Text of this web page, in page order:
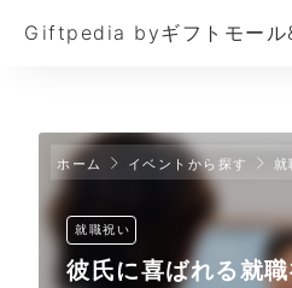
Giftpedia byギフトモール
ホーム イベントから探す 就
就職祝い
彼氏に喜ばれる就